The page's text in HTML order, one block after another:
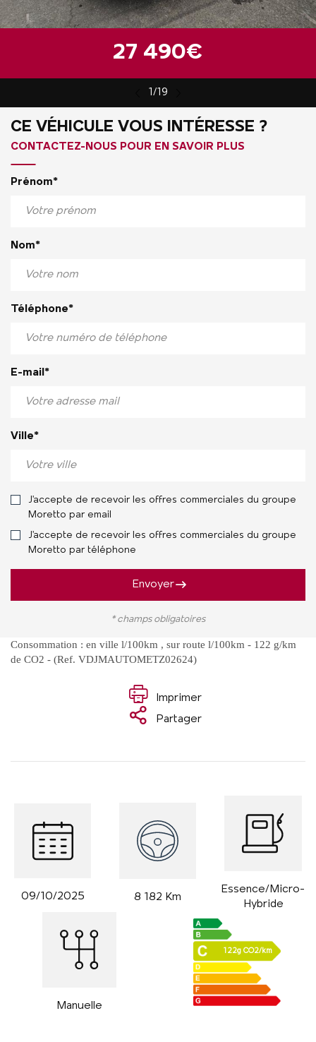
1/19
27 490€
CE VÉHICULE VOUS INTÉRESSE ?
CONTACTEZ-NOUS POUR EN SAVOIR PLUS
Prénom*
Nom*
Téléphone*
E-mail*
Ville*
J'accepte de recevoir les offres commerciales du groupe
Moretto par email
J'accepte de recevoir les offres commerciales du groupe
Moretto par téléphone
Envoyer
* champs obligatoires
Consommation : en ville l/100km , sur route l/100km - 122 g/km
de CO2 - (Ref. VDJMAUTOMETZ02624)
Imprimer
Partager
09/10/2025 8 182 Km
Essence/Micro-
Hybride
Manuelle
122g CO2/km